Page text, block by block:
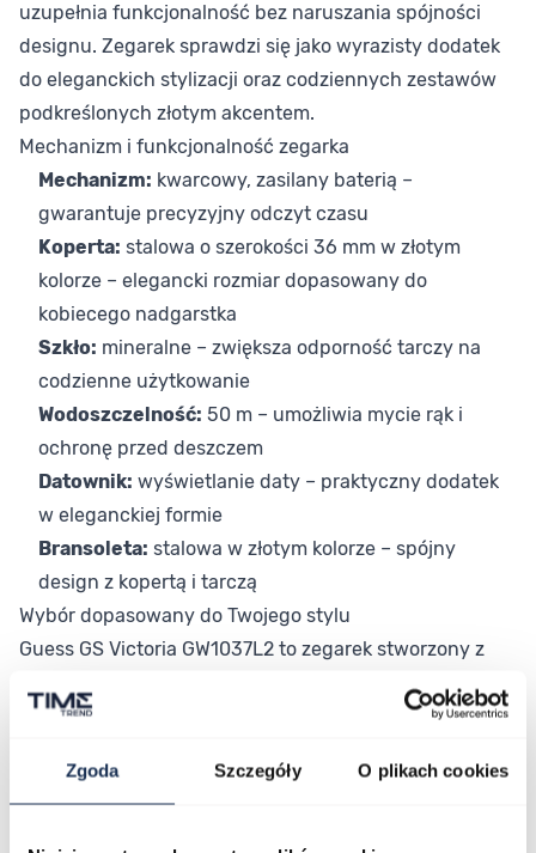
Zgoda Szczegóły O plikach cookies
uzupełnia funkcjonalność bez naruszania spójności
designu. Zegarek sprawdzi się jako wyrazisty dodatek
do eleganckich stylizacji oraz codziennych zestawów
podkreślonych złotym akcentem.
Mechanizm i funkcjonalność zegarka
Mechanizm: kwarcowy, zasilany baterią –
gwarantuje precyzyjny odczyt czasu
Koperta: stalowa o szerokości 36 mm w złotym
kolorze – elegancki rozmiar dopasowany do
kobiecego nadgarstka
Szkło: mineralne – zwiększa odporność tarczy na
codzienne użytkowanie
Wodoszczelność: 50 m – umożliwia mycie rąk i
ochronę przed deszczem
Datownik: wyświetlanie daty – praktyczny dodatek
w eleganckiej formie
Bransoleta: stalowa w złotym kolorze – spójny
design z kopertą i tarczą
Wybór dopasowany do Twojego stylu
Guess GS Victoria GW1037L2 to zegarek stworzony z
myślą o kobietach, które chcą, by każdy detal stylizacji
był przemyślany i efektowny. Złoty, jednolity design od
wyrazistością charakterystyczną dla Guess. Pasuje